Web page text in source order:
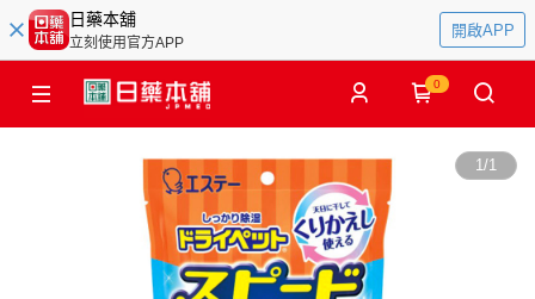
日藥本舖
立刻使用官方APP
開啟APP
0
1/1